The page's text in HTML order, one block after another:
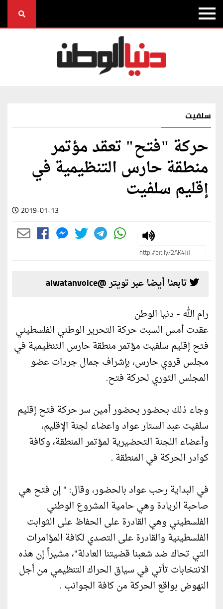
سلفيت
حركة "فتح" تعقد مؤتمر
منطقة حارس التنظيمية في
إقليم سلفيت
2019-01-13
تابعنا أيضا عبر تويتر @alwatanvoice
رام الله - دنيا الوطن
عقدت أمس السبت حركة التحرير الوطني الفلسطيني
فتح إقليم سلفيت مؤتمر منطقة حارس التنظيمية في
مجلس قروي حارس، بإشراف جمال جردات عضو
المجلس الثوري لحركة فتح.
وجاء ذلك بحضور بحضور أمين سر حركة فتح إقليم
سلفيت عبد الستار عواد واعضاء لجنة الإقليم،
وأعضاء اللجنة التحضيرية لمؤتمر المنطقة، وكافة
كوادر الحركة في المنطقة .
في البداية رحب عواد بالحضور، وقال: " إن فتح هي
صاحبة الريادة وهي حامية المشروع الوطني
الفلسطيني وهي القادرة على الحفاظ على الثوابت
الفلسطينية والقادرة على التصدي لكافة المؤامرات
التي تحاك ضد شعبنا قضيتنا العادلة"، مشيراً إن هذه
الانتخابات تأتي في سياق الحراك التنظيمي من أجل
النهوض بواقع الحركة من كافة الجوانب .